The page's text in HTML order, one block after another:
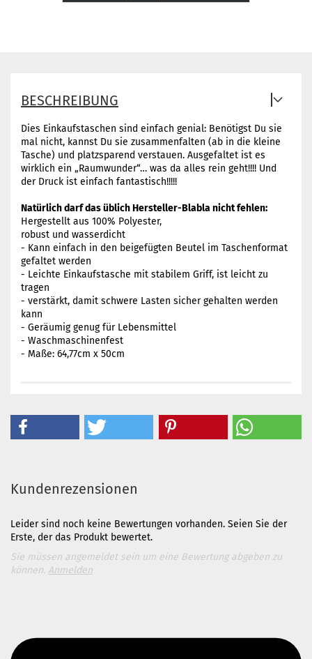
BESCHREIBUNG
Dies Einkaufstaschen sind einfach genial: Benötigst Du sie
mal nicht, kannst Du sie zusammenfalten (ab in die kleine
Tasche) und platzsparend verstauen. Ausgefaltet ist es
wirklich ein „Raumwunder“… was da alles rein geht!!!! Und
der Druck ist einfach fantastisch!!!!!
Natürlich darf das üblich Hersteller-Blabla nicht fehlen:
Hergestellt aus 100% Polyester,
robust und wasserdicht
- Kann einfach in den beigefügten Beutel im Taschenformat
gefaltet werden
- Leichte Einkaufstasche mit stabilem Griff, ist leicht zu
tragen
- verstärkt, damit schwere Lasten sicher gehalten werden
kann
- Geräumig genug für Lebensmittel
- Waschmaschinenfest
- Maße: 64,77cm x 50cm
Kundenrezensionen
Leider sind noch keine Bewertungen vorhanden. Seien Sie der
Erste, der das Produkt bewertet.
Sie müssen angemeldet sein um eine Bewertung abgeben zu
können. Anmelden